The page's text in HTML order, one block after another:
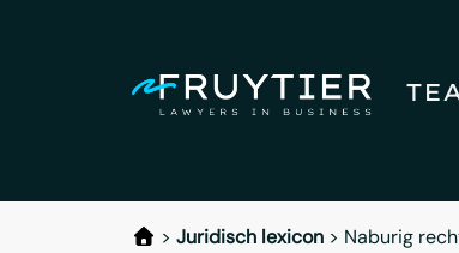
> Juridisch lexicon> Naburig